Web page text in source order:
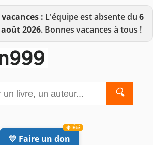
: L'équipe est absente du 6
août 2026. Bonnes vacances à tous !
🔍
💛 Faire un don